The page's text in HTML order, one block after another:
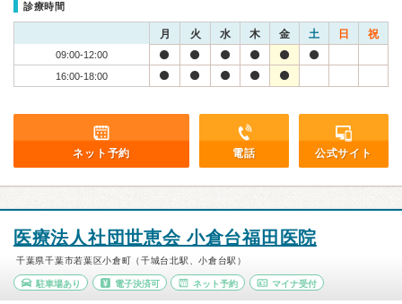
診療時間
月 火 水 木 金 土 日 祝
09:00-12:00
16:00-18:00
ネット予約 電話 公式サイト
医療法人社団世恵会 小倉台福田医院
千葉県千葉市若葉区小倉町（千城台北駅、小倉台駅）
駐車場あり 電子決済可 ネット予約 マイナ受付